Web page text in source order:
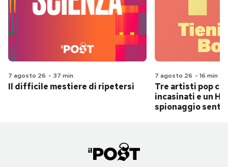
7 agosto 26 - 37 min
Il difficile mestiere di ripetersi
7 agosto 26 - 16 min
Tre artisti pop
incasinati e un
spionaggio